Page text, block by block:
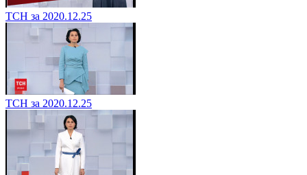
ТСН за 2020.12.25
ТСН за 2020.12.25